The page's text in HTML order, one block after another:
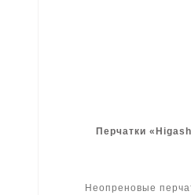
Перчатки
Неопреновые